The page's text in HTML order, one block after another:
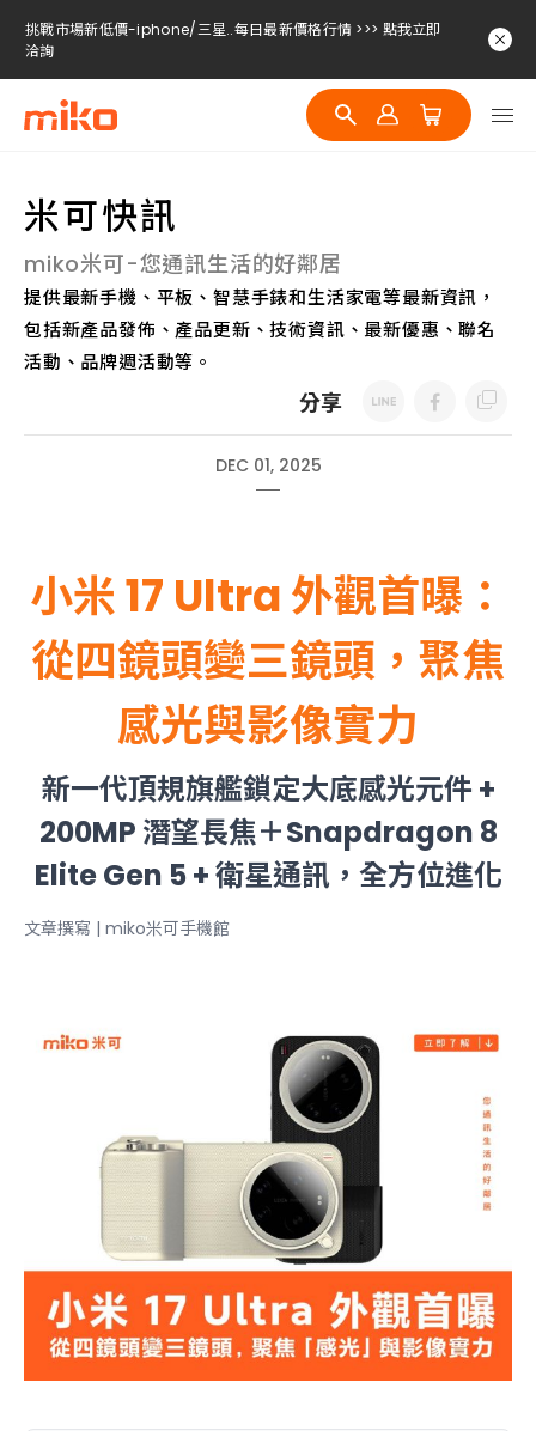
挑戰市場新低價-iphone/三星..每日最新價格行情 >>> 點我立即
洽詢
挑戰市場新低價-iphone/三星..每日最新價格行情 >>> 點我立即
洽詢
挑戰市場新低價-iphone/三星..每日最新價格行情 >>> 點我立即
挑戰市場新低價-iphone/三星..每日最新價格行情 >>> 點我立即
洽詢
米可快訊
miko米可-您通訊生活的好鄰居
提供最新手機、平板、智慧手錶和生活家電等最新資訊，
包括新產品發佈、產品更新、技術資訊、最新優惠、聯名
活動、品牌週活動等。
分享
DEC 01, 2025
小米 17 Ultra 外觀首曝：
從四鏡頭變三鏡頭，聚焦
感光與影像實力
新一代頂規旗艦鎖定大底感光元件 +
200MP 潛望長焦＋Snapdragon 8
Elite Gen 5 + 衛星通訊，全方位進化
文章撰寫 | miko米可手機館